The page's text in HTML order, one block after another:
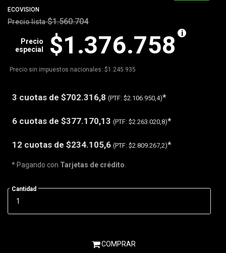
ECOVISION
Precio lista $1.560.704
$1.376.758
Precio
especial
Precio sin impuestos nacionales: $1.245.935
3 cuotas de $702.316,8 (PTF: $2.106.950,4)*
6 cuotas de $377.170,13 (PTF: $2.263.020,8)*
12 cuotas de $234.105,6 (PTF: $2.809.267,2)*
* Pagando con Tarjetas de crédito
Cantidad
COMPRAR